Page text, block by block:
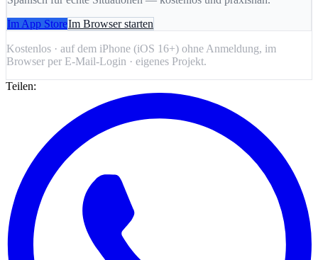
Im App StoreIm Browser starten
Kostenlos · auf dem iPhone (iOS 16+) ohne Anmeldung, im
Browser per E-Mail-Login · eigenes Projekt.
Teilen: